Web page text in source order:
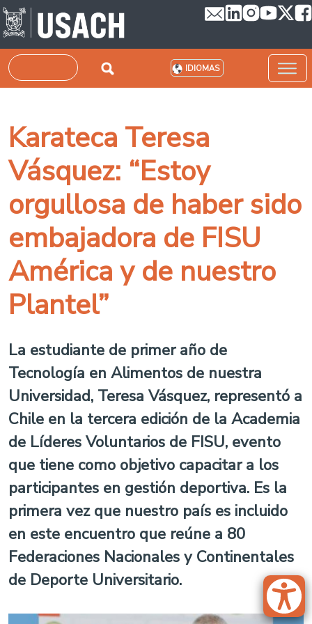
Pasar al contenido principal
Buscar IDIOMAS
Karateca Teresa
Vásquez: “Estoy
orgullosa de haber sido
embajadora de FISU
América y de nuestro
Plantel”
La estudiante de primer año de
Tecnología en Alimentos de nuestra
Universidad, Teresa Vásquez, representó a
Chile en la tercera edición de la Academia
de Líderes Voluntarios de FISU, evento
que tiene como objetivo capacitar a los
participantes en gestión deportiva. Es la
primera vez que nuestro país es incluido
en este encuentro que reúne a 80
Federaciones Nacionales y Continentales
de Deporte Universitario.